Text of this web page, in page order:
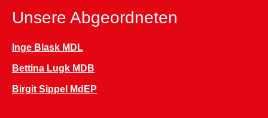
Unsere Abgeordneten
Inge Blask MDL
Bettina Lugk MDB
Birgit Sippel MdEP